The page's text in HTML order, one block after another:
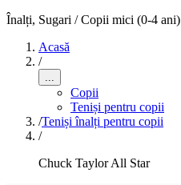
Înalți, Sugari / Copii mici (0-4 ani)
Acasă
/
...
Copii
Teniși pentru copii
/Teniși înalți pentru copii
/
Chuck Taylor All Star